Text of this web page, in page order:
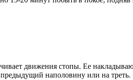
движения стопы. Ее
наполовину или на треть.